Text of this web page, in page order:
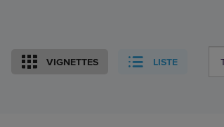
VIGNETTES LISTE